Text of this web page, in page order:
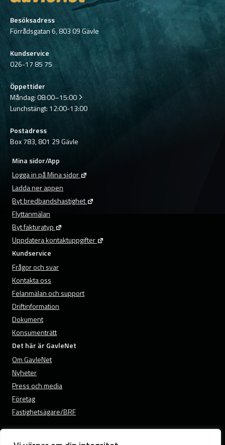
Besöksadress
Förrådsgatan 6, 803 09 Gävle
Kundservice
026-17 85 75
Öppettider
Måndag:08:00–15:00
Lunchstängt: 12:00-13:00
Postadress
Box 783, 801 29 Gävle
Mina sidor/App
Logga in på Mina sidor
Ladda ner appen
Byt bredbandshastighet
Flyttanmälan
Byt fakturatyp
Uppdatera kontaktuppgifter
Kundservice
Frågor och svar
Kontakta oss
Felanmälan och support
Driftinformation
Dokument
Konsumenträtt
Det här är GavleNet
Om GavleNet
Nyheter
Press och media
Företag
Fastighetsägare/BRF